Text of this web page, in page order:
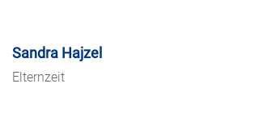
Sandra Hajzel
Elternzeit